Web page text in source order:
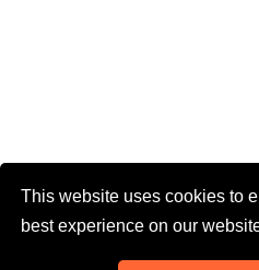
This website uses cookies to
best experience on our